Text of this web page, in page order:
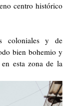
centro histórico
coloniales y de
bien bohemio y
esta zona de la